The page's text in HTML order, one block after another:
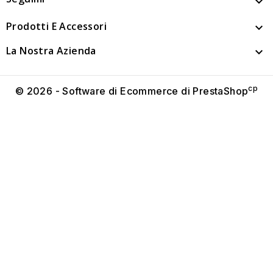
Prodotti E Accessori 
La Nostra Azienda 
© 2026 - Software di Ecommerce di PrestaShopcp